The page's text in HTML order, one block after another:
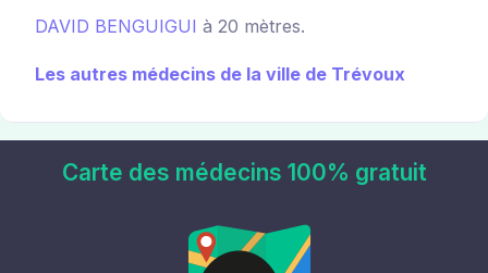
DAVID BENGUIGUI à 20 mètres.
Les autres médecins de la ville de Trévoux
Carte des médecins 100% gratuit